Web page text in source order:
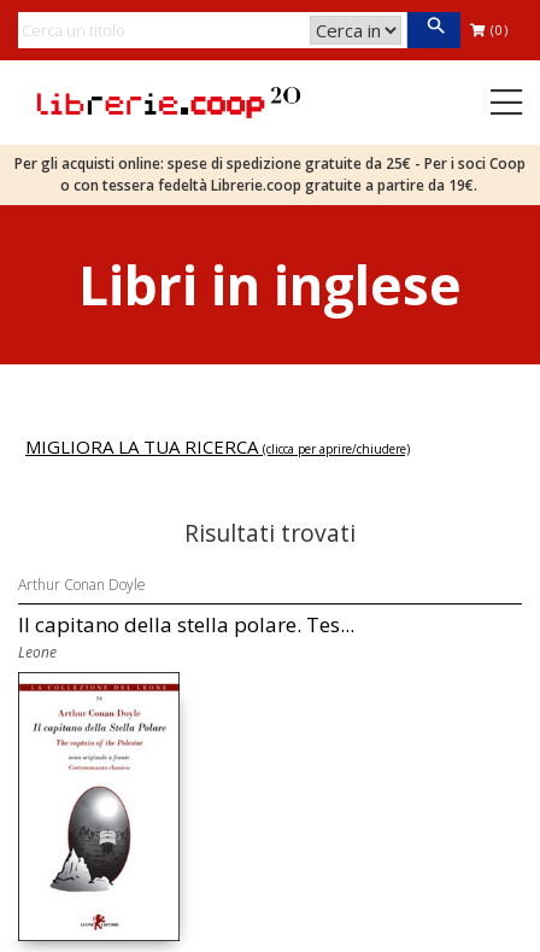
(0)
Per gli acquisti online: spese di spedizione gratuite da 25€ - Per i soci Coop
o con tessera fedeltà Librerie.coop gratuite a partire da 19€.
Libri in inglese
MIGLIORA LA TUA RICERCA (clicca per aprire/chiudere)
Risultati trovati
Arthur Conan Doyle
Il capitano della stella polare. Tes...
Leone